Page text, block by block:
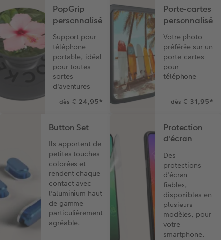
PopGrip
personnalisé
Support pour
téléphone
portable, idéal
pour toutes
sortes
d'aventures
dès € 24,95*
Porte-cartes
personnalisé
Votre photo
préférée sur un
porte-cartes
pour
téléphone
dès € 31,95*
Button Set
Ils apportent de
petites touches
colorées et
rendent chaque
contact avec
l'aluminium haut
de gamme
particulièrement
agréable.
Protection
d'écran
Des
protections
d'écran
fiables,
disponibles en
plusieurs
modèles, pour
votre
smartphone.